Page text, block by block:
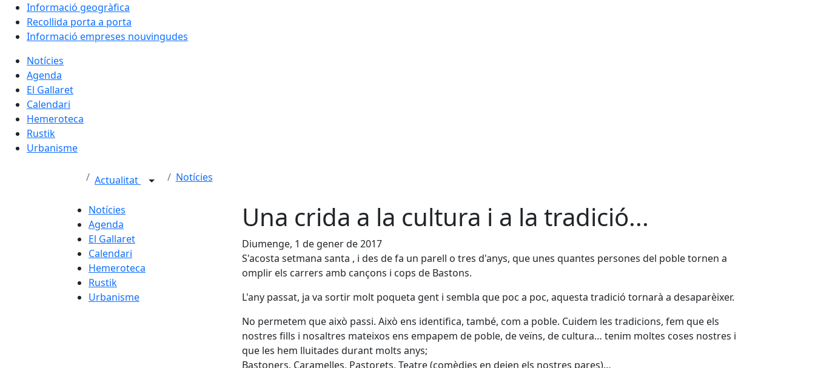
Informació geogràfica
Recollida porta a porta
Informació empreses nouvingudes
Notícies
Agenda
El Gallaret
Calendari
Hemeroteca
Rustik
Urbanisme
Actualitat Notícies
Notícies
Agenda
El Gallaret
Calendari
Hemeroteca
Rustik
Urbanisme
Una crida a la cultura i a la tradició...
Diumenge, 1 de gener de 2017
S'acosta setmana santa , i des de fa un parell o tres d'anys, que unes quantes persones del poble tornen a
omplir els carrers amb cançons i cops de Bastons.
L'any passat, ja va sortir molt poqueta gent i sembla que poc a poc, aquesta tradició tornarà a desaparèixer.
No permetem que això passi. Això ens identifica, també, com a poble. Cuidem les tradicions, fem que els
nostres fills i nosaltres mateixos ens empapem de poble, de veïns, de cultura… tenim moltes coses nostres i
que les hem lluitades durant molts anys;
Bastoners, Caramelles, Pastorets, Teatre (comèdies en deien els nostres pares)…